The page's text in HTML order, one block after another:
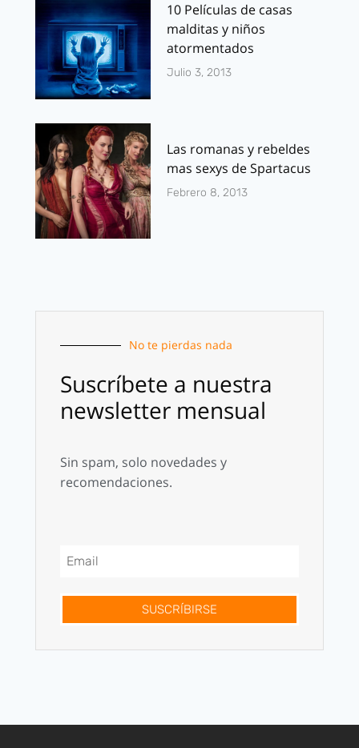
10 Películas de casas
malditas y niños
atormentados
Julio 3, 2013
Las romanas y rebeldes
mas sexys de Spartacus
Febrero 8, 2013
No te pierdas nada
Suscríbete a nuestra
newsletter mensual
Sin spam, solo novedades y
recomendaciones.
SUSCRÍBIRSE